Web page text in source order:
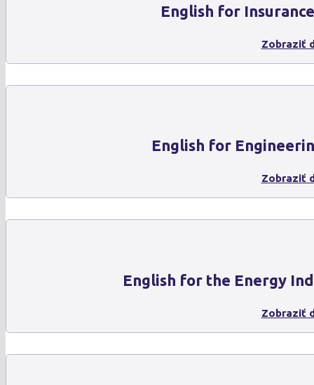
English for Insurance
Zobraziť
English for
Zobraziť
English for the Energy
Zobraziť